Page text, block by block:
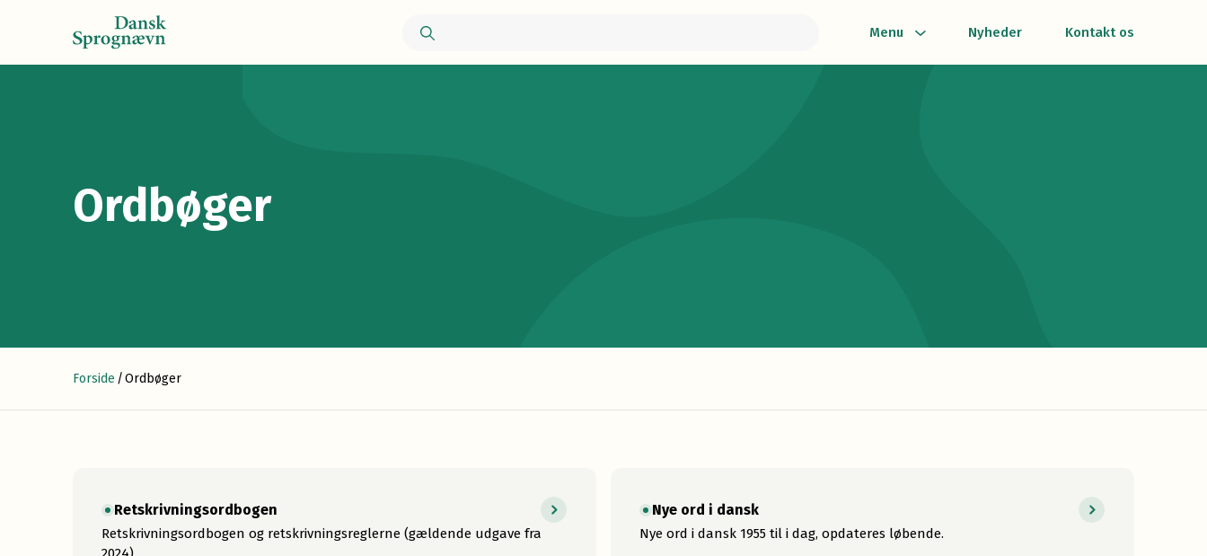
Menu Nyheder Kontakt os
Ordbøger
Forside /Ordbøger
Retskrivningsordbogen
Retskrivningsordbogen og retskrivningsreglerne (gældende udgave fra
Nye ord i dansk
Nye ord i dansk 1955 til i dag, opdateres løbende.